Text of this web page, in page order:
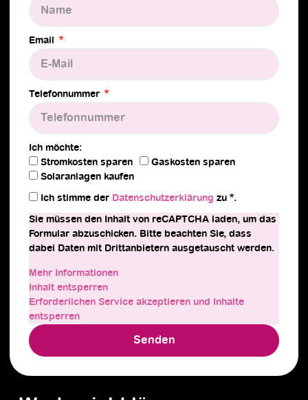
Email
Telefonnummer
Ich möchte:
Stromkosten sparen
Gaskosten sparen
Solaranlagen kaufen
Ich stimme der Datenschutz­erklärung zu *.
Sie müssen den Inhalt von reCAPTCHA laden, um das
Formular abzuschicken. Bitte beachten Sie, dass
dabei Daten mit Drittanbietern ausgetauscht werden.
Mehr Informationen
Inhalt entsperren
Erforderlichen Service akzeptieren und Inhalte
entsperren
Senden